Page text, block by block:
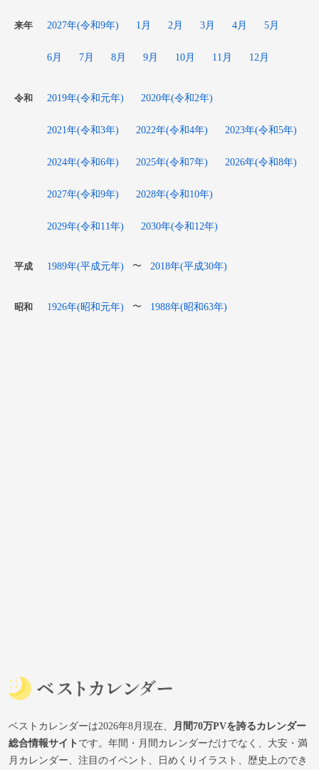
来年 2027年(令和9年) 1月 2月 3月 4月 5月
6月 7月 8月 9月 10月 11月 12月
令和 2019年(令和元年) 2020年(令和2年)
2021年(令和3年) 2022年(令和4年) 2023年(令和5年)
2024年(令和6年) 2025年(令和7年) 2026年(令和8年)
2027年(令和9年) 2028年(令和10年)
2029年(令和11年) 2030年(令和12年)
平成 1989年(平成元年) 〜 2018年(平成30年)
昭和 1926年(昭和元年) 〜 1988年(昭和63年)
ベストカレンダーは2026年8月現在、
月間70万PVを誇るカレンダー
総合情報サイトです。年間・月間カレンダーだけでなく、大安・満
月カレンダー、注目のイベント、日めくりイラスト、歴史上のでき